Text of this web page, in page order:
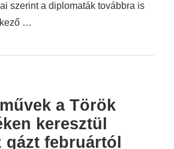
szerint a diplomaták továbbra is
…
a Török
keresztül
februártól